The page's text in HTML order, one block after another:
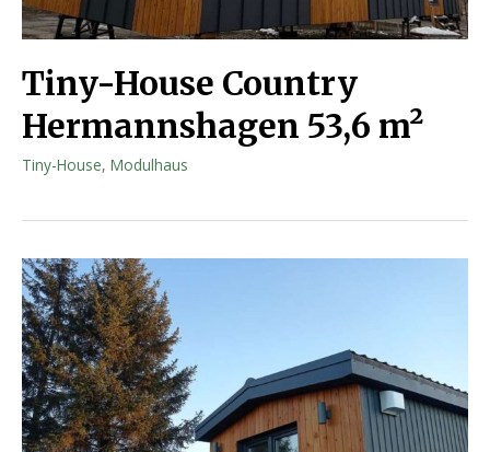
Tiny-House Country
Hermannshagen 53,6 m²
Tiny-House, Modulhaus